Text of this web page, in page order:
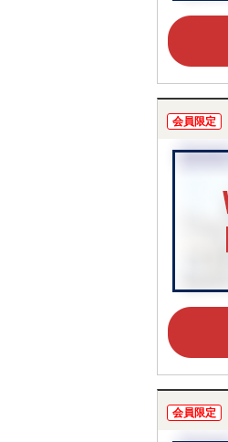
会員限定
会員限定